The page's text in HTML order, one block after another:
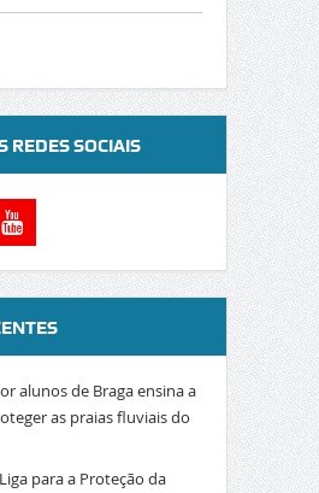
REDES SOCIAIS
alunos de Braga ensina a
as praias fluviais do
para a Proteção da